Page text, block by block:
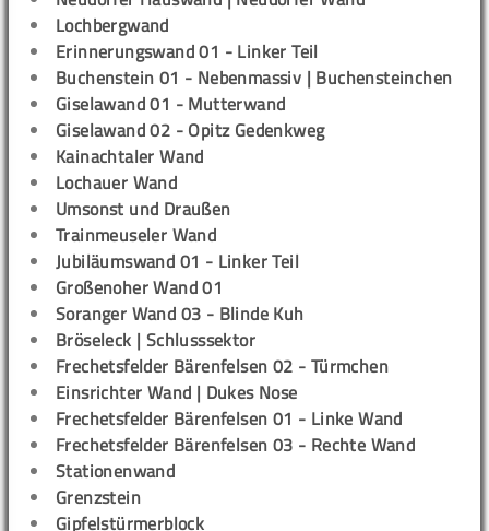
Lochbergwand
Erinnerungswand 01 - Linker Teil
Buchenstein 01 - Nebenmassiv | Buchensteinchen
Giselawand 01 - Mutterwand
Giselawand 02 - Opitz Gedenkweg
Kainachtaler Wand
Lochauer Wand
Umsonst und Draußen
Trainmeuseler Wand
Jubiläumswand 01 - Linker Teil
Großenoher Wand 01
Soranger Wand 03 - Blinde Kuh
Bröseleck | Schlusssektor
Frechetsfelder Bärenfelsen 02 - Türmchen
Einsrichter Wand | Dukes Nose
Frechetsfelder Bärenfelsen 01 - Linke Wand
Frechetsfelder Bärenfelsen 03 - Rechte Wand
Stationenwand
Grenzstein
Gipfelstürmerblock